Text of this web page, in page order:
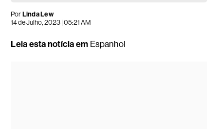
PorLinda Lew
14 de Julho, 2023 | 05:21 AM
Leia esta notícia em Espanhol